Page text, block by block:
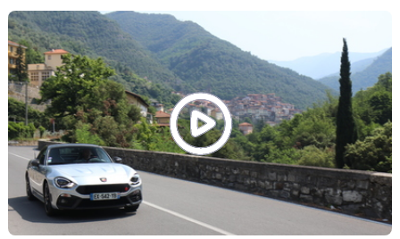
l'aventure et le sommaire des 24 reportages vidéo publiés
cet été sur Caradisiac.